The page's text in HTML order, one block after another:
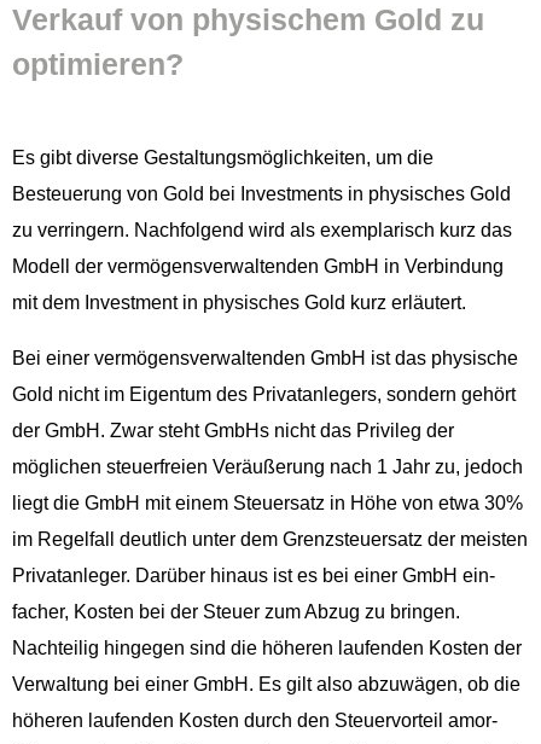
Verkauf von physis­chem Gold zu
optimieren?
Es gibt diverse Gestal­tungsmöglichkeit­en, um die
Besteuerung von Gold bei Invest­ments in physis­ches Gold
zu ver­ringern. Nach­fol­gend wird als exem­plar­isch kurz das
Mod­ell der ver­mö­gensver­wal­tenden GmbH in Verbindung
mit dem Invest­ment in physis­ches Gold kurz erläutert.
Bei ein­er ver­mö­gensver­wal­tenden GmbH ist das physis­che
Gold nicht im Eigen­tum des Pri­vatan­legers, son­dern gehört
der GmbH. Zwar ste­ht GmbHs nicht das Priv­i­leg der
möglichen steuer­freien Veräußerung nach 1 Jahr zu, jedoch
liegt die GmbH mit einem Steuer­satz in Höhe von etwa 30%
im Regelfall deut­lich unter dem Gren­zs­teuer­satz der meis­ten
Pri­vatan­leger. Darüber hin­aus ist es bei ein­er GmbH ein­
fach­er, Kosten bei der Steuer zum Abzug zu brin­gen.
Nachteilig hinge­gen sind die höheren laufend­en Kosten der
Ver­wal­tung bei ein­er GmbH. Es gilt also abzuwä­gen, ob die
höheren laufend­en Kosten durch den Steuer­vorteil amor­